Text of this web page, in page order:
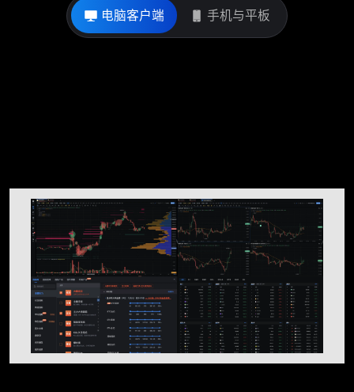
电脑客户端 手机与平板